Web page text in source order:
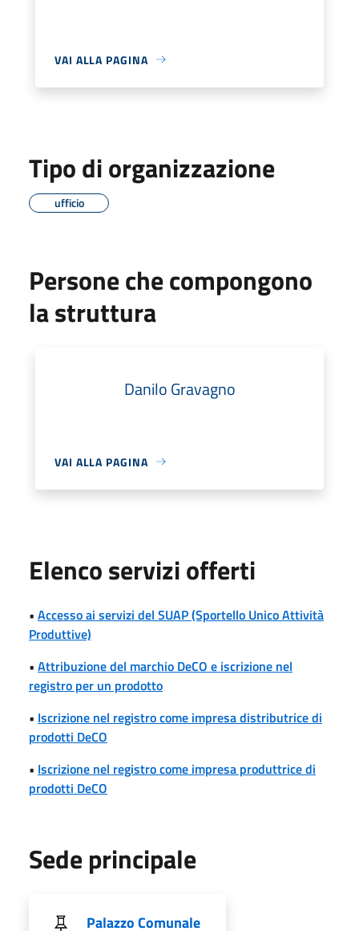
VAI ALLA PAGINA
Tipo di organizzazione
ufficio
Persone che compongono
la struttura
Danilo Gravagno
VAI ALLA PAGINA
Elenco servizi offerti
• Accesso ai servizi del SUAP (Sportello Unico Attività
Produttive)
• Attribuzione del marchio DeCO e iscrizione nel
registro per un prodotto
• Iscrizione nel registro come impresa distributrice di
prodotti DeCO
• Iscrizione nel registro come impresa produttrice di
prodotti DeCO
Sede principale
Palazzo Comunale